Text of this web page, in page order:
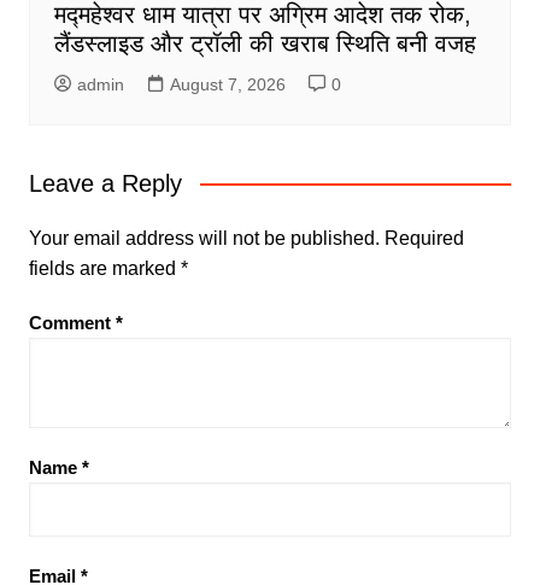
मद्महेश्वर धाम यात्रा पर अग्रिम आदेश तक रोक,
लैंडस्लाइड और ट्रॉली की खराब स्थिति बनी वजह
admin August 7, 2026 0
Leave a Reply
Your email address will not be published. Required
fields are marked *
Comment *
Name *
Email *